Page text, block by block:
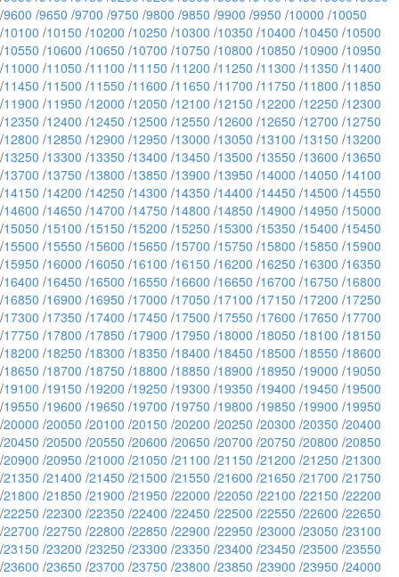
/9600 /9650 /9700 /9750 /9800 /9850 /9900 /9950 /10000 /10050
/10100 /10150 /10200 /10250 /10300 /10350 /10400 /10450 /10500
/10550 /10600 /10650 /10700 /10750 /10800 /10850 /10900 /10950
/11000 /11050 /11100 /11150 /11200 /11250 /11300 /11350 /11400
/11450 /11500 /11550 /11600 /11650 /11700 /11750 /11800 /11850
/11900 /11950 /12000 /12050 /12100 /12150 /12200 /12250 /12300
/12350 /12400 /12450 /12500 /12550 /12600 /12650 /12700 /12750
/12800 /12850 /12900 /12950 /13000 /13050 /13100 /13150 /13200
/13250 /13300 /13350 /13400 /13450 /13500 /13550 /13600 /13650
/13700 /13750 /13800 /13850 /13900 /13950 /14000 /14050 /14100
/14150 /14200 /14250 /14300 /14350 /14400 /14450 /14500 /14550
/14600 /14650 /14700 /14750 /14800 /14850 /14900 /14950 /15000
/15050 /15100 /15150 /15200 /15250 /15300 /15350 /15400 /15450
/15500 /15550 /15600 /15650 /15700 /15750 /15800 /15850 /15900
/15950 /16000 /16050 /16100 /16150 /16200 /16250 /16300 /16350
/16400 /16450 /16500 /16550 /16600 /16650 /16700 /16750 /16800
/16850 /16900 /16950 /17000 /17050 /17100 /17150 /17200 /17250
/17300 /17350 /17400 /17450 /17500 /17550 /17600 /17650 /17700
/17750 /17800 /17850 /17900 /17950 /18000 /18050 /18100 /18150
/18200 /18250 /18300 /18350 /18400 /18450 /18500 /18550 /18600
/18650 /18700 /18750 /18800 /18850 /18900 /18950 /19000 /19050
/19100 /19150 /19200 /19250 /19300 /19350 /19400 /19450 /19500
/19550 /19600 /19650 /19700 /19750 /19800 /19850 /19900 /19950
/20000 /20050 /20100 /20150 /20200 /20250 /20300 /20350 /20400
/20450 /20500 /20550 /20600 /20650 /20700 /20750 /20800 /20850
/20900 /20950 /21000 /21050 /21100 /21150 /21200 /21250 /21300
/21350 /21400 /21450 /21500 /21550 /21600 /21650 /21700 /21750
/21800 /21850 /21900 /21950 /22000 /22050 /22100 /22150 /22200
/22250 /22300 /22350 /22400 /22450 /22500 /22550 /22600 /22650
/22700 /22750 /22800 /22850 /22900 /22950 /23000 /23050 /23100
/23150 /23200 /23250 /23300 /23350 /23400 /23450 /23500 /23550
/23600 /23650 /23700 /23750 /23800 /23850 /23900 /23950 /24000